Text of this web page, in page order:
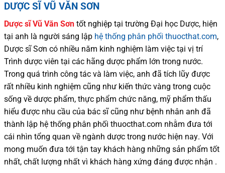
DƯỢC SĨ VŨ VĂN SƠN
Dược sĩVũ Văn Sơn tốt nghiệp tại trường Đại học Dược, hiện
tại anh là người sáng lập hệ thống phân phối thuocthat.com,
Dược sĩSơn có nhiều năm kinh nghiệm làm việc tại vị trí
Trình dược viên tại các hãng dược phẩm lớn trong nước.
Trong quá trình công tác và làm việc, anh đã tích lũy được
rất nhiều kinh nghiệm cũng như kiến thức vàng trong cuộc
sống về dược phẩm, thực phẩm chức năng, mỹ phẩm thấu
hiểu được nhu cầu của bác sĩcũng như bệnh nhân anh đã
thành lập hệ thống phân phối thuocthat.com nhằm đưa tới
cái nhìn tổng quan về ngành dược trong nước hiện nay. Với
mong muốn đưa tới tận tay khách hàng những sản phẩm tốt
nhất, chất lượng nhất vì khách hàng xứng đáng được nhận .